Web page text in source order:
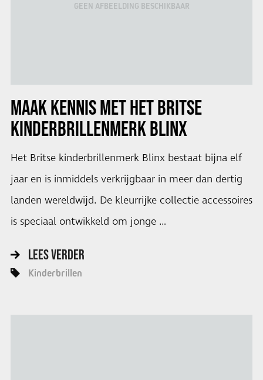
GEEN AFBEELDING BESCHIKBAAR
MAAK KENNIS MET HET BRITSE
KINDERBRILLENMERK BLINX
Het Britse kinderbrillenmerk Blinx bestaat bijna elf
jaar en is inmiddels verkrijgbaar in meer dan dertig
landen wereldwijd. De kleurrijke collectie accessoires
is speciaal ontwikkeld om jonge …
LEES VERDER
Kinderbrillen